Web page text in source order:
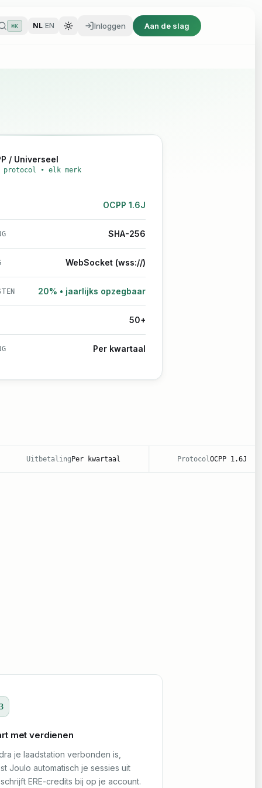
⌘K NL/ EN Inloggen Aan de slag
Aan de slag
/ Universeel
protocol • elk merk
OCPP 1.6J
SHA-256
WebSocket (wss://)
20% • jaarlijks opzegbaar
50+
Per kwartaal
Per kwartaal OCPP 1.6J
met verdienen
je laadstation verbonden is,
Joulo automatisch je sessies uit
ERE-credits bij op je account.